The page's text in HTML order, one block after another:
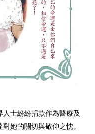
人士紛紛捐款作為醫療及
她的關切與敬仰之忱。